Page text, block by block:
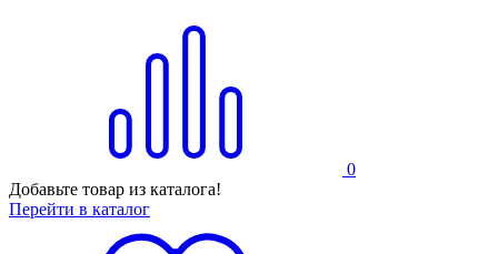
0
Добавьте товар из каталога!
Перейти в каталог